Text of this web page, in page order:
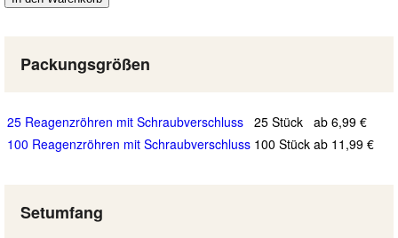
Packungsgrößen
25 Reagenzröhren mit Schraubverschluss 25 Stück ab 6,99 €
100 Reagenzröhren mit Schraubverschluss 100 Stück ab 11,99 €
Setumfang